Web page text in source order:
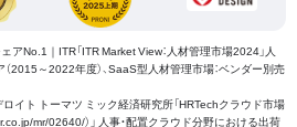
No.1｜ITR「ITR Market View：人材管理市場2024」人
2015～2022年度）、SaaS型人材管理市場：ベンダー別売
イト トーマツ ミック経済研究所「HRTechクラウド市場
mr/02640/）」 人事・配置クラウド分野における出荷